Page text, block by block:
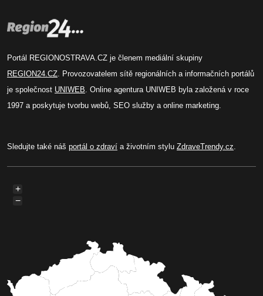
Portál REGIONOSTRAVA.CZ je členem mediální skupiny
REGION24.CZ . Provozovatelem sítě regionálních a informačních portálů
je společnost UNIWEB . Online agentura UNIWEB byla založená v roce
1997 a poskytuje tvorbu webů, SEO služby a online marketing.
Sledujte také náš portál o zdraví a životním stylu ZdraveTrendy.cz
+
−